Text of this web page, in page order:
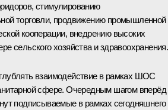
стимулированию
торговли, продвижению промышленной
кооперации, внедрению высоких
сельского хозяйства и здравоохранения.
взаимодействие в рамках ШОС
сфере. Очередным шагом вперёд
подписываемые в рамках сегодняшнего